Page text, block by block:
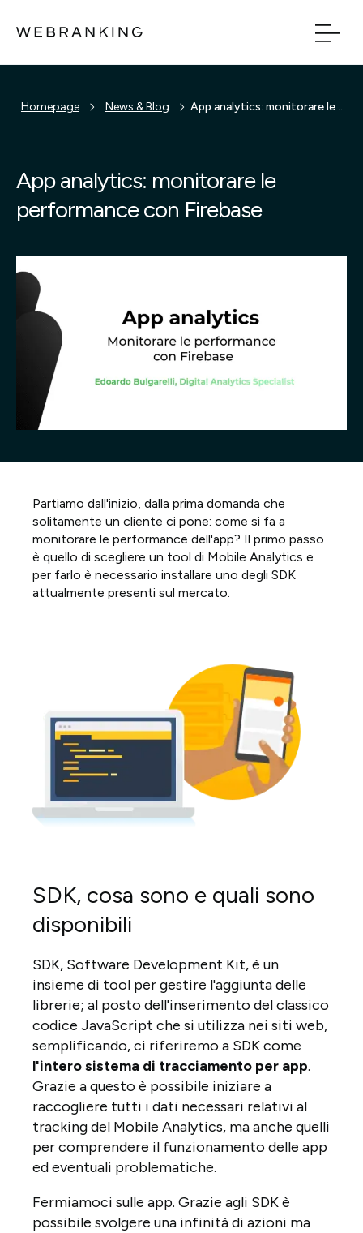
Build
Bridge
Chi Siamo
Cosa facciamo
Progetti
Point of W
Contatti
Italiano
Homepage News & Blog App analytics: monitorare le performance con Firebase
App analytics: monitorare le
performance con Firebase
Partiamo dall'inizio, dalla prima domanda che
solitamente un cliente ci pone: come si fa a
monitorare le performance dell'app? Il primo passo
è quello di scegliere un tool di Mobile Analytics e
per farlo è necessario installare uno degli SDK
attualmente presenti sul mercato.
SDK, cosa sono e quali sono
disponibili
SDK, Software Development Kit, è un
insieme di tool per gestire l'aggiunta delle
librerie; al posto dell'inserimento del classico
codice JavaScript che si utilizza nei siti web,
semplificando, ci riferiremo a SDK come
l'intero sistema di tracciamento per app.
Grazie a questo è possibile iniziare a
raccogliere tutti i dati necessari relativi al
tracking del Mobile Analytics, ma anche quelli
per comprendere il funzionamento delle app
ed eventuali problematiche.
Fermiamoci sulle app. Grazie agli SDK è
possibile svolgere una infinità di azioni ma